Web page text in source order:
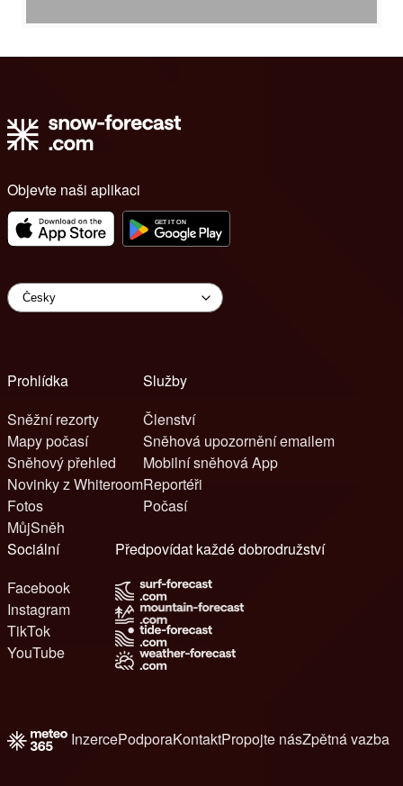
Objevte naši aplikaci
Prohlídka
Sněžní rezorty
Mapy počasí
Sněhový přehled
Novinky z Whiteroom
Fotos
MůjSněh
Služby
Členství
Sněhová upozornění emailem
Mobilní sněhová App
Reportéři
Počasí
Sociální
Facebook
Instagram
TikTok
YouTube
Předpovídat každé dobrodružství
InzercePodporaKontaktPropojte násZpětná vazba